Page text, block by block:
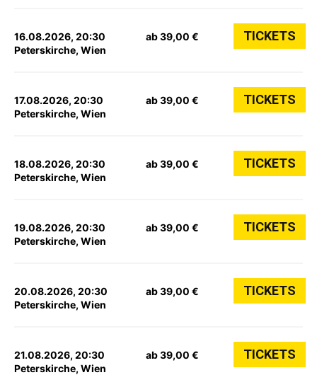
16.08.2026, 20:30
Peterskirche, Wien
ab 39,00 € TICKETS
17.08.2026, 20:30
Peterskirche, Wien
ab 39,00 € TICKETS
18.08.2026, 20:30
Peterskirche, Wien
ab 39,00 € TICKETS
19.08.2026, 20:30
Peterskirche, Wien
ab 39,00 € TICKETS
20.08.2026, 20:30
Peterskirche, Wien
ab 39,00 € TICKETS
21.08.2026, 20:30
Peterskirche, Wien
ab 39,00 € TICKETS